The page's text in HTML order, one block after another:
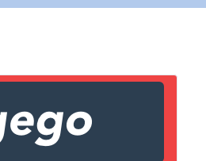
X Fermer
(sera inclus dans courriel)